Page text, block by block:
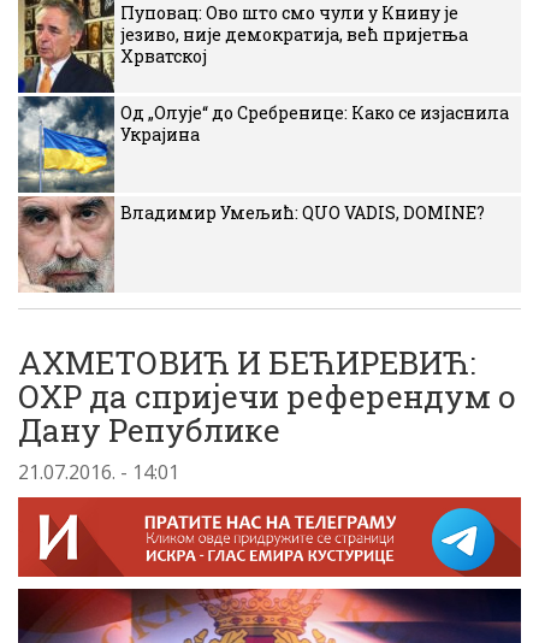
Пуповац: Ово што смо чули у Книну је
језиво, није демократија, већ пријетња
Хрватској
Од „Олује“ до Сребренице: Како се изјаснила
Украјина
Владимир Умељић: QUO VADIS, DOMINE?
АХМЕТОВИЋ И БЕЋИРЕВИЋ:
ОХР да спријечи референдум о
Дану Републике
21.07.2016. - 14:01